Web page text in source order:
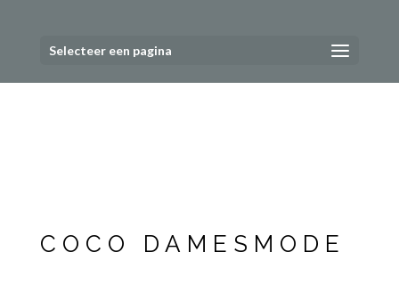
Selecteer een pagina
COCO DAMESMODE